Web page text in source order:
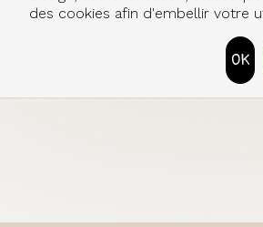
des cookies afin d'embellir votre
OK